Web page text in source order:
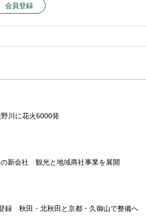
会員登録
川に花火6000発
新会社 観光と地域商社事業を展開
録 秋田・北秋田と京都・久御山で整備へ